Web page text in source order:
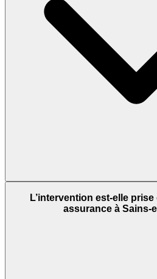
L’intervention est-elle
assurance à Sains-